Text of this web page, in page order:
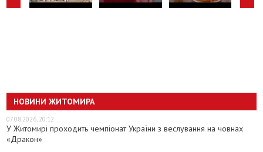
НОВИНИ ЖИТОМИРА
07.08.2026, 20:12
У Житомирі проходить чемпіонат України з веслування на човнах
«Дракон»